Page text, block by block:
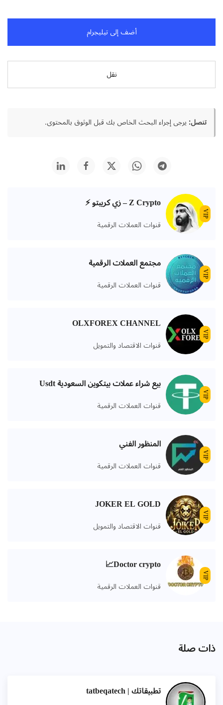
أضف إلى تيليجرام
نقل
تنصل:يرجى إجراء البحث الخاص بك قبل الوثوق بالمحتوى.
VIP
Z Crypto – زي كريبتو ⚡️
قنوات العملات الرقمية
VIP
مجتمع العملات الرقمية
قنوات العملات الرقمية
VIP
OLXFOREX CHANNEL
قنوات الاقتصاد والتمويل
VIP
بيع شراء عملات بيتكوين السعودية Usdt
قنوات العملات الرقمية
VIP
المنظور الفني
قنوات العملات الرقمية
VIP
JOKER EL GOLD
قنوات الاقتصاد والتمويل
VIP
Doctor crypto📈
قنوات العملات الرقمية
ذات صلة
تطبيقاتك | tatbeqatech